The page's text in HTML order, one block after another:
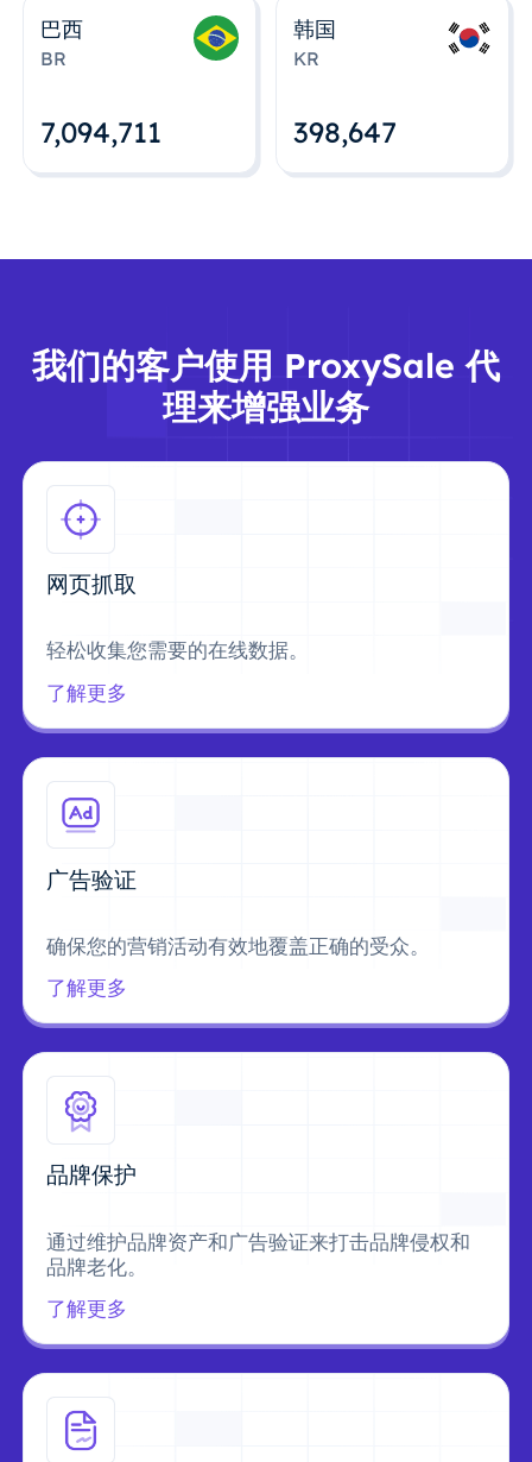
巴西
BR
7,094,712
韩国
KR
398,648
我们的客户使用 ProxySale 代
理来增强业务
网页抓取
轻松收集您需要的在线数据。
了解更多
广告验证
确保您的营销活动有效地覆盖正确的受众。
了解更多
品牌保护
通过维护品牌资产和广告验证来打击品牌侵权和
品牌老化。
了解更多